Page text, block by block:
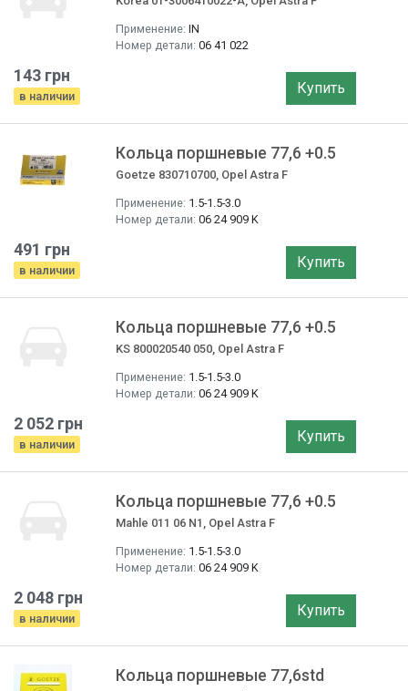
Применение: IN
Номер детали: 06 41 022
143 грн
в наличии Купить
Кольца поршневые 77,6 +0.5
Goetze 830710700, Opel Astra F
Применение: 1.5-1.5-3.0
Номер детали: 06 24 909 K
491 грн
в наличии Купить
Кольца поршневые 77,6 +0.5
KS 800020540 050, Opel Astra F
Применение: 1.5-1.5-3.0
Номер детали: 06 24 909 K
2 052 грн
в наличии Купить
Кольца поршневые 77,6 +0.5
Mahle 011 06 N1, Opel Astra F
Применение: 1.5-1.5-3.0
Номер детали: 06 24 909 K
2 048 грн
в наличии Купить
Кольца поршневые 77,6std